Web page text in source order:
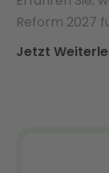
Reform 2027
Jetzt